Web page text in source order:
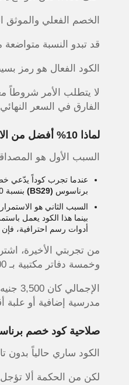
الخصم الفعلي والموثق الذي يعمل
قد تبدو النسبة متواضعة
الكود الفعال هو رمز
لا يتطلب الأمر شروطاً
الفارق في السعر
لماذا 10% أفضل من الادعاءات الوهمية؟
السبب الأول هو
برناسوس (BS29)
بنسبة 10%، فأنت تعرف بالضبط ما ستحصل عليه قبل الدفع. لا مفاجآت سلبية، ولا رسوم مخفية، ولا شروط تعجيزية.
السبب الثاني هو
بينما هذا الكود يعمل
أدوات رسم احترافية،
وخمسة دفاتر مكتبية بـ 400 جنيه.
مدرسية إضافية أو علبة
صلاحية كود خصم
الكود ساري حالياً
لكن من الحكمة ألا